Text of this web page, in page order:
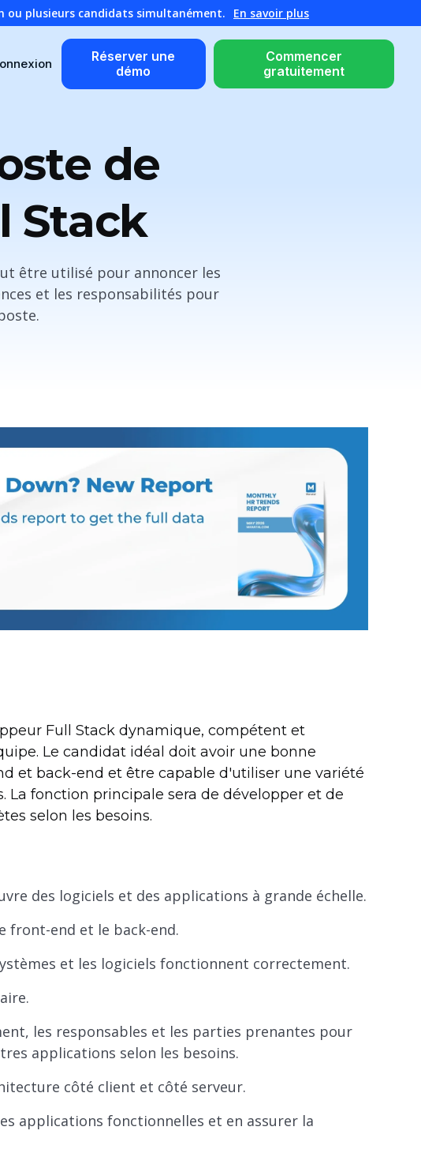
ou plusieurs candidats simultanément. En savoir plus
Réserver une
démo
Commencer
gratuitement
de
Stack
être utilisé pour annoncer les
et les responsabilités pour
Full Stack dynamique, compétent et
Le candidat idéal doit avoir une bonne
et back-end et être capable d'utiliser une variété
fonction principale sera de développer et de
selon les besoins.
des logiciels et des applications à grande échelle.
front-end et le back-end.
et les logiciels fonctionnent correctement.
les responsables et les parties prenantes pour
applications selon les besoins.
côté client et côté serveur.
applications fonctionnelles et en assurer la